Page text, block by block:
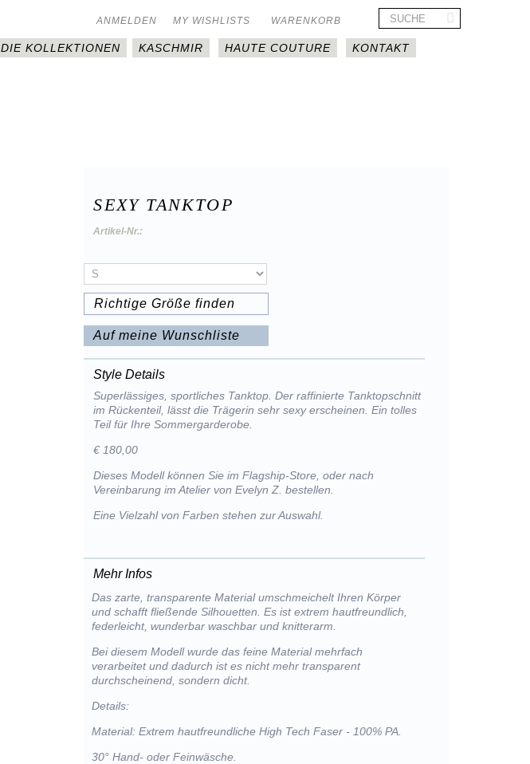
WARENKORB
MY WISHLISTS
ANMELDEN
DIE KOLLEKTIONEN KASCHMIR HAUTE COUTURE KONTAKT
SEXY TANKTOP
Artikel-Nr.:
Richtige Größe finden
Auf meine Wunschliste
Style Details
Superlässiges, sportliches Tanktop. Der raffinierte Tanktopschnitt
im Rückenteil, lässt die Trägerin sehr sexy erscheinen. Ein tolles
Teil für Ihre Sommergarderobe.
€ 180,00
Dieses Modell können Sie im Flagship-Store, oder nach
Vereinbarung im Atelier von Evelyn Z. bestellen.
Eine Vielzahl von Farben stehen zur Auswahl.
Mehr Infos
Das zarte, transparente Material umschmeichelt Ihren Körper
und schafft fließende Silhouetten. Es ist extrem hautfreundlich,
federleicht, wunderbar waschbar und knitterarm.
Bei diesem Modell wurde das feine Material mehrfach
verarbeitet und dadurch ist es nicht mehr transparent
durchscheinend, sondern dicht.
Details:
Material: Extrem hautfreundliche High Tech Faser - 100% PA.
30° Hand- oder Feinwäsche.